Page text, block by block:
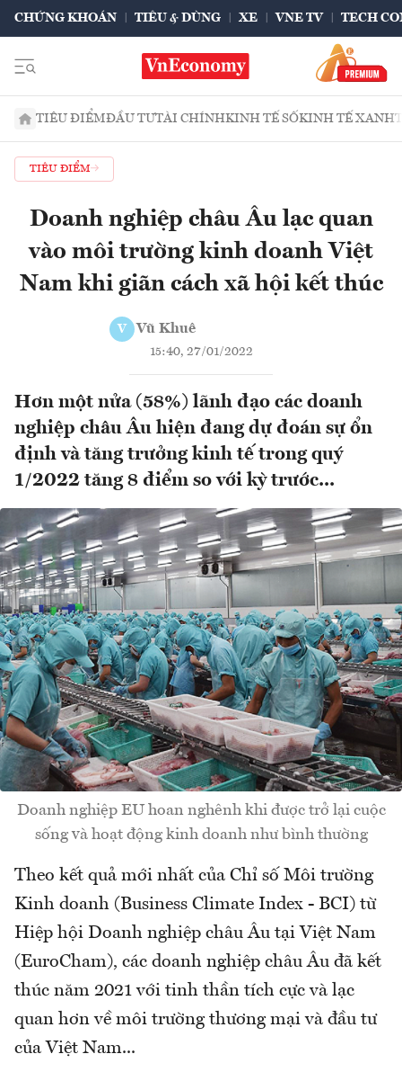
CHỨNG KHOÁN TIÊU & DÙNG XE VNE TV TECH
TIÊU ĐIỂMĐẦU TƯTÀI CHÍNHKINH TẾ SỐKINH TẾ XANH
TIÊU ĐIỂM
Doanh nghiệp châu Âu lạc quan
vào môi trường kinh doanh Việt
Nam khi giãn cách xã hội kết thúc
V Vũ Khuê
15:40, 27/01/2022
Hơn một nửa (58%) lãnh đạo các doanh
nghiệp châu Âu hiện đang dự đoán sự ổn
định và tăng trưởng kinh tế trong quý
1/2022 tăng 8 điểm so với kỳ trước...
Doanh nghiệp EU hoan nghênh khi được trở lại cuộc
sống và hoạt động kinh doanh như bình thường
Theo kết quả mới nhất của Chỉ số Môi trường
Kinh doanh (Business Climate Index - BCI) từ
Hiệp hội Doanh nghiệp châu Âu tại Việt Nam
(EuroCham), các doanh nghiệp châu Âu đã kết
thúc năm 2021 với tinh thần tích cực và lạc
quan hơn về môi trường thương mại và đầu tư
của Việt Nam...